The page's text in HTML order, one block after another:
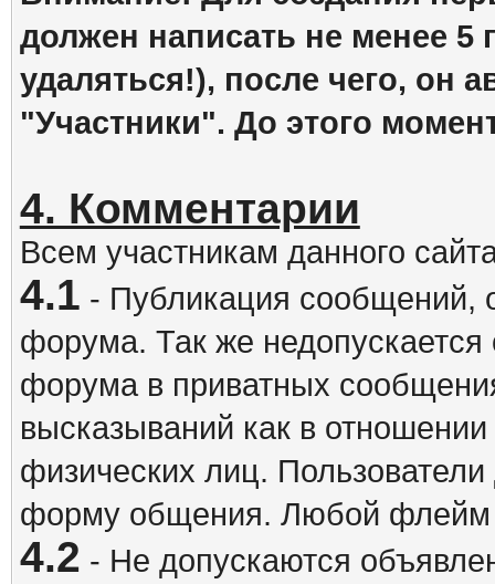
должен написать не менее
удаляться!), после чего, он
"Участники". До этого
4. Комментарии
Всем участникам данного
4.1 - Публикация сообщений,
форума. Так же недопускается
форума в приватных
высказываний как в
физических лиц.
форму общения. Любой флейм
4.2 - Не допускаются